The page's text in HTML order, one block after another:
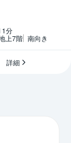
分
上7階 南向き
詳細